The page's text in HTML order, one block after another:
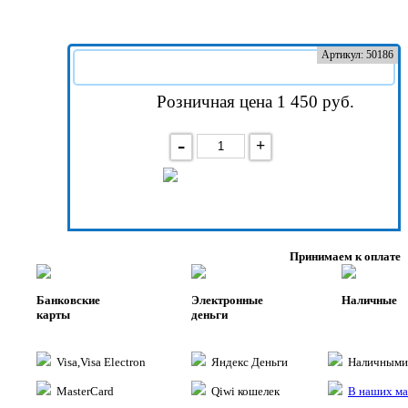
Артикул: 50186
Розничная цена 1 450 руб.
- +
Принимаем к оплате
Банковские
карты
Visa,Visa Electron
MasterCard
Электронные
деньги
Яндекс Деньги
Qiwi кошелек
Наличные
В наших